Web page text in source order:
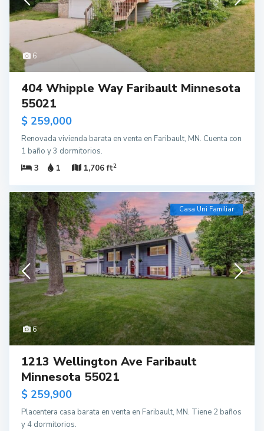
6
404 Whipple Way Faribault Minnesota
55021
$ 259,000
Renovada vivienda barata en venta en Faribault, MN. Cuenta con
1 baño y 3 dormitorios.
3
1 1,706 ft2
6
Casa Uni Familiar
1213 Wellington Ave Faribault
Minnesota 55021
$ 259,900
Placentera casa barata en venta en Faribault, MN. Tiene 2 baños
y 4 dormitorios.